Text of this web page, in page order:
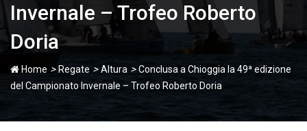
Invernale – Trofeo Roberto
Doria
Home > Regate >Altura >Conclusa a Chioggia la 49ª edizione
del Campionato Invernale – Trofeo Roberto Doria